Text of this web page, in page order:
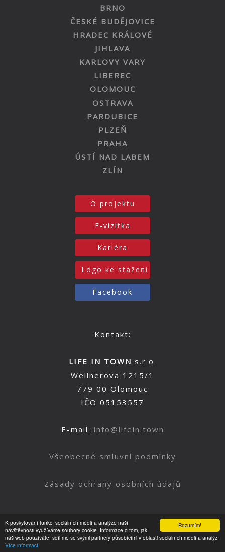
Rozumím!
K poskytování funkcí sociálních médií a analýze naší
návštěvnosti využíváme soubory cookie. Informace o tom, jak
náš web používáte, sdílíme se svými partnery působícími v oblasti sociálních médií a analýz.
Více informací
BRNO
ČESKÉ BUDĚJOVICE
HRADEC KRÁLOVÉ
JIHLAVA
KARLOVY VARY
LIBEREC
OLOMOUC
OSTRAVA
PARDUBICE
PLZEŇ
PRAHA
ÚSTÍ NAD LABEM
ZLÍN
O projektu
E-vizitka
Kariéra
Logo ke stažení
Facebook
Kontakt:
LIFE IN TOWN s.r.o.
Wellnerova 1215/1
779 00 Olomouc
IČO 05153557
E-mail: info@lifein.town
Všeobecné smluvní podmínky
Zásady ochrany osobních údajů
Nahoru